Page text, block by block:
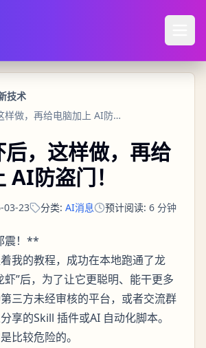
技术
装完龙虾后，这样做，再给电脑加上 AI防盗门！
，这样做，再给
AI防盗门！
03-23 分类: AI消息 预计阅读: 6 分钟
震！**
我的教程，成功在本地跑通了龙
虾”后，为了让它更聪明、能干更多
三方未经审核的平台，或者交流群
享的Skill 插件或AI 自动化脚本。
比较危险的。